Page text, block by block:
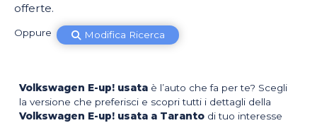
offerte.
Oppure Modifica Ricerca
Volkswagen E-up! usata è l’auto che fa per te? Scegli
la versione che preferisci e scopri tutti i dettagli della
Volkswagen E-up! usata a Taranto di tuo interesse